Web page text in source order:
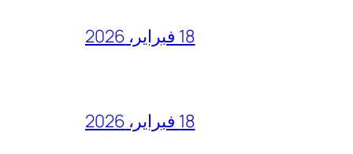
18 فبراير، 2026
18 فبراير، 2026